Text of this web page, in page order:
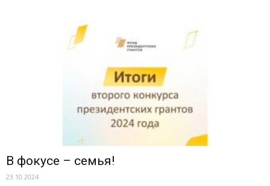
В фокусе – семья!
23.10.2024